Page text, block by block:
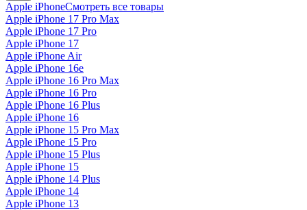
Apple iPhoneСмотреть все товары
Apple iPhone 17 Pro Max
Apple iPhone 17 Pro
Apple iPhone 17
Apple iPhone Air
Apple iPhone 16e
Apple iPhone 16 Pro Max
Apple iPhone 16 Pro
Apple iPhone 16 Plus
Apple iPhone 16
Apple iPhone 15 Pro Max
Apple iPhone 15 Pro
Apple iPhone 15 Plus
Apple iPhone 15
Apple iPhone 14 Plus
Apple iPhone 14
Apple iPhone 13